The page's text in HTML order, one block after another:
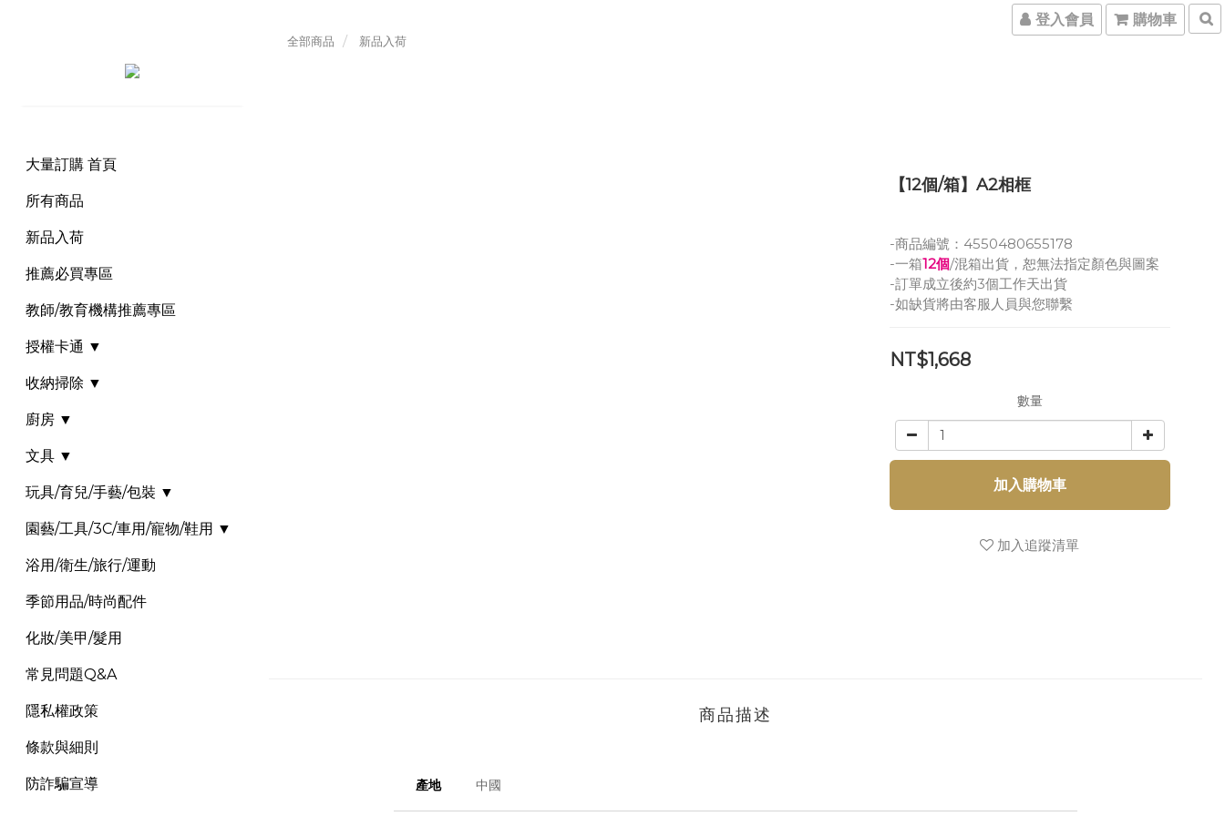
登入會員 購物車
大量訂購 首頁
所有商品
新品入荷
推薦必買專區
教師/教育機構推薦專區
授權卡通 ▼
收納掃除 ▼
廚房 ▼
文具 ▼
玩具/育兒/手藝/包裝 ▼
園藝/工具/3C/車用/寵物/鞋用 ▼
浴用/衛生/旅行/運動
季節用品/時尚配件
化妝/美甲/髮用
常見問題Q&A
隱私權政策
條款與細則
防詐騙宣導
全部商品 新品入荷
【12個/箱】A2相框
-商品編號：4550480655178
-一箱12個/混箱出貨，恕無法指定顏色與圖案
-訂單成立後約3個工作天出貨
-如缺貨將由客服人員與您聯繫
NT$1,668
數量
加入購物車
加入追蹤清單
商品描述
產地 中國